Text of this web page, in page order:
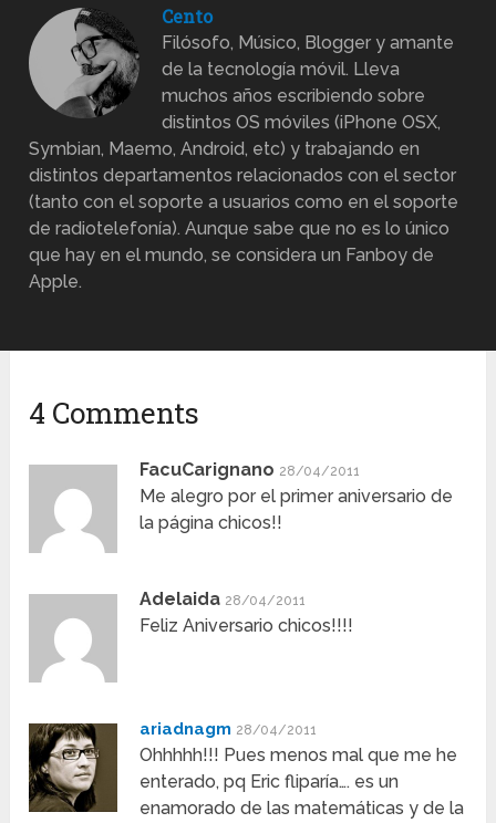
Cento
Filósofo, Músico, Blogger y amante
de la tecnología móvil. Lleva
muchos años escribiendo sobre
distintos OS móviles (iPhone OSX,
Symbian, Maemo, Android, etc) y trabajando en
distintos departamentos relacionados con el sector
(tanto con el soporte a usuarios como en el soporte
de radiotelefonía). Aunque sabe que no es lo único
que hay en el mundo, se considera un Fanboy de
Apple.
4 Comments
FacuCarignano 28/04/2011
Me alegro por el primer aniversario de
la página chicos!!
Adelaida 28/04/2011
Feliz Aniversario chicos!!!!
ariadnagm 28/04/2011
Ohhhhh!!! Pues menos mal que me he
enterado, pq Eric fliparía…. es un
enamorado de las matemáticas y de la